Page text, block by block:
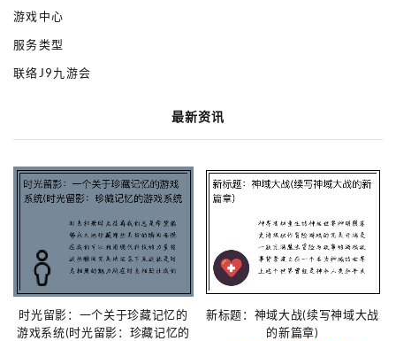
游戏中心
服务类型
联络J9九游会
最新资讯
时光留影：一个关于珍藏记忆的
游戏系统(时光留影：珍藏记忆的
新标题：神域大战(续写神域大战
的新篇章)